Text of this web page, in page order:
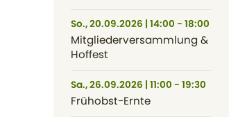
So., 20.09.2026 | 14:00 - 18:00
Mitgliederversammlung &
Hoffest
Sa., 26.09.2026 | 11:00 - 19:30
Frühobst-Ernte